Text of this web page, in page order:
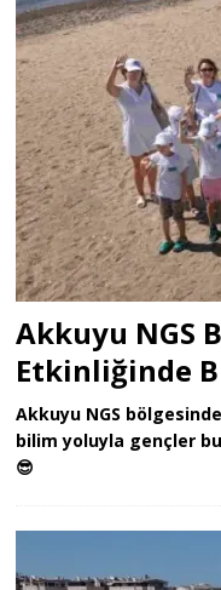
Akkuyu NGS
Etkinliğinde
Akkuyu NGS
bilim yoluyla gençler
😎